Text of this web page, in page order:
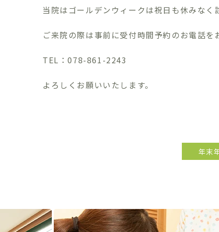
当院はゴールデンウィークは祝日も休みなく
ご来院の際は事前に受付時間予約のお電話を
TEL：078-861-2243
よろしくお願いいたします。
年末